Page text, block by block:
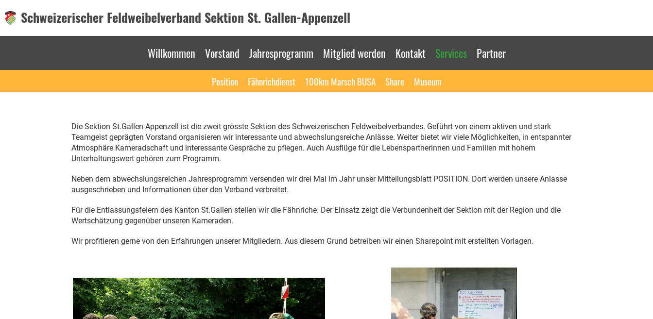
Schweizerischer Feldweibelverband Sektion St. Gallen-Appenzell
Willkommen Vorstand Jahresprogramm Mitglied werden Kontakt Services Partner
Position Fähnrichdienst 100km Marsch BUSA Share Museum
Die Sektion St.Gallen-Appenzell ist die zweit grösste Sektion des Schweizerischen Feldweibelverbandes. Geführt von einem aktiven und stark
Teamgeist geprägten Vorstand organisieren wir interessante und abwechslungsreiche Anlässe. Weiter bietet wir viele Möglichkeiten, in entspannter
Atmosphäre Kameradschaft und interessante Gespräche zu pflegen. Auch Ausflüge für die Lebenspartnerinnen und Familien mit hohem
Unterhaltungswert gehören zum Programm.
Neben dem abwechslungsreichen Jahresprogramm versenden wir drei Mal im Jahr unser Mitteilungsblatt POSITION. Dort werden unsere Anlasse
ausgeschrieben und Informationen über den Verband verbreitet.
Für die Entlassungsfeiern des Kanton St.Gallen stellen wir die Fähnriche. Der Einsatz zeigt die Verbundenheit der Sektion mit der Region und die
Wertschätzung gegenüber unseren Kameraden.
Wir profitieren gerne von den Erfahrungen unserer Mitgliedern. Aus diesem Grund betreiben wir einen Sharepoint mit erstellten Vorlagen.